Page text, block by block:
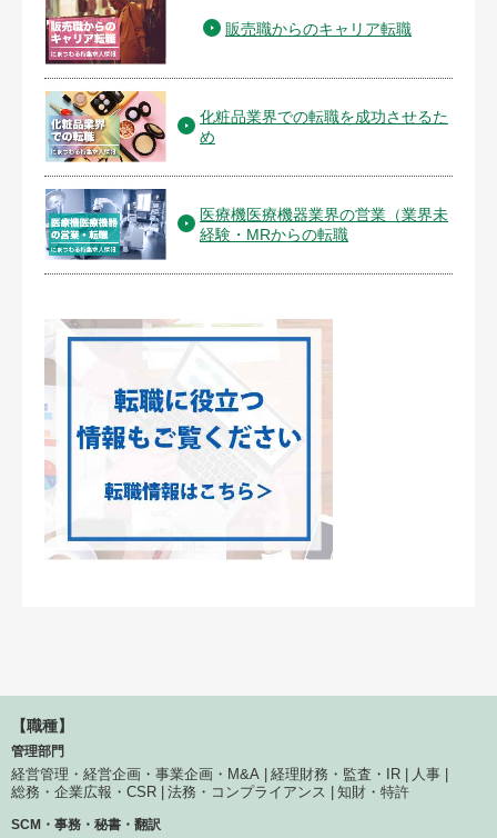
販売職からのキャリア転職
化粧品業界での転職を成功させるた
め
医療機医療機器業界の営業（業界未
経験・MRからの転職
【職種】
管理部門
経営管理・経営企画・事業企画・M&A 経理財務・監査・IR
人事
総務・企業広報・CSR
法務・コンプライアンス 知財・特許
SCM・事務・秘書・翻訳